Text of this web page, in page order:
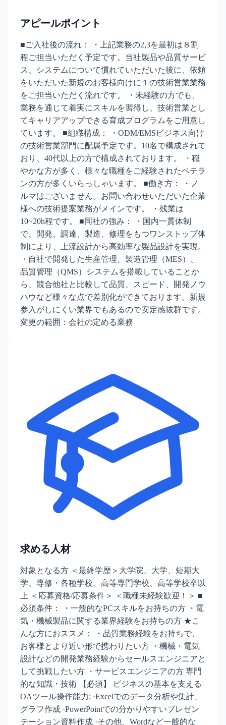
アピールポイント
■ご入社後の流れ： ・上記業務の2,3を最初は８割
程ご担当いただく予定です。当社製品や品質サービ
ス、システムについて慣れていただいた後に、依頼
をいただいた新規のお客様向けに１の技術営業業務
をご担当いただく流れです。 ・未経験の方でも、
業務を通じて着実にスキルを習得し、技術営業とし
てキャリアアップできる育成プログラムをご用意し
ています。 ■組織構成： ・ODM/EMSビジネス向け
の技術営業部門に配属予定です。10名で構成されて
おり、40代以上の方で構成されております。 ・穏
やかな方が多く、様々な職種をご経験されたベテラ
ンの方が多くいらっしゃいます。 ■働き方： ・ノ
ルマはございません。お問い合わせいただいた企業
様への技術提案業務がメインです。 ・残業は
10~20h程です。 ■同社の強み： ・国内一貫体制
で、開発、調達、製造、修理をもつワンストップ体
制により、上流設計から高効率な製品設計を実現。
・自社で開発した生産管理、製造管理（MES）、
品質管理（QMS）システムを搭載していることか
ら、競合他社と比較して品質、スピード、開発ノウ
ハウなど様々な点で差別化ができております。新規
参入がしにくい業界でもあるので安定感抜群です。
変更の範囲：会社の定める業務
求める人材
対象となる方 ＜最終学歴＞大学院、大学、短期大
学、専修・各種学校、高等専門学校、高等学校卒以
上 ＜応募資格/応募条件＞ ＜職種未経験歓迎！＞ ■
必須条件： ・一般的なPCスキルをお持ちの方 ・電
気・機械製品に関する業界経験をお持ちの方 ★こ
んな方におススメ： ・品質業務経験をお持ちで、
お客様とより近い形で携わりたい方 ・機械・電気
設計などの開発業務経験からセールスエンジニアと
して挑戦したい方 ・サービスエンジニアの方 専門
的な知識・技術 【必須】 ビジネスの基本を支える
OAツール操作能力: ·Excelでのデータ分析や集計、
グラフ作成 ·PowerPointでの分かりやすいプレゼン
テーション資料作成 ·その他、Wordなど一般的な